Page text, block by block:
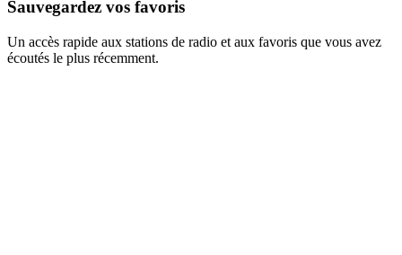
Sauvegardez vos favoris
Un accès rapide aux stations de radio et aux favoris que vous avez
écoutés le plus récemment.